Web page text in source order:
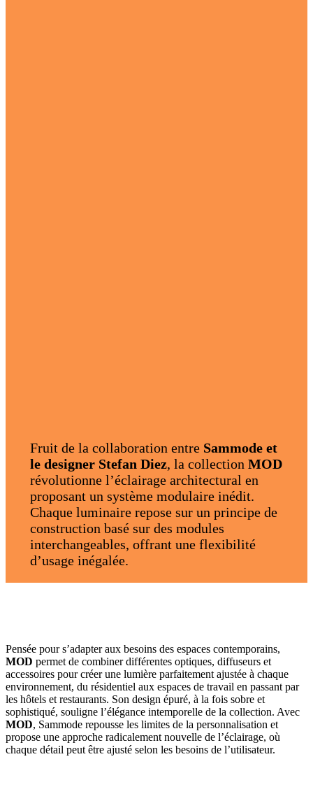
Fruit de la collaboration entre Sammode et
le designer Stefan Diez, la collection MOD
révolutionne l’éclairage architectural en
proposant un système modulaire inédit.
Chaque luminaire repose sur un principe de
construction basé sur des modules
interchangeables, offrant une flexibilité
d’usage inégalée.
Pensée pour s’adapter aux besoins des espaces contemporains,
MOD permet de combiner différentes optiques, diffuseurs et
accessoires pour créer une lumière parfaitement ajustée à chaque
environnement, du résidentiel aux espaces de travail en passant par
les hôtels et restaurants. Son design épuré, à la fois sobre et
sophistiqué, souligne l’élégance intemporelle de la collection. Avec
MOD, Sammode repousse les limites de la personnalisation et
propose une approche radicalement nouvelle de l’éclairage, où
chaque détail peut être ajusté selon les besoins de l’utilisateur.